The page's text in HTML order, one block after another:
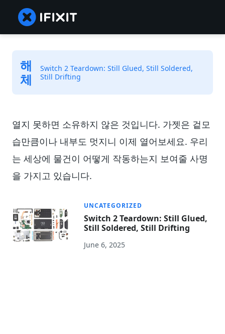
해
체
Switch 2 Teardown: Still Glued, Still Soldered,
Still Drifting
열지 못하면 소유하지 않은 것입니다. 가젯은 겉모
습만큼이나 내부도 멋지니 이제 열어보세요. 우리
는 세상에 물건이 어떻게 작동하는지 보여줄 사명
을 가지고 있습니다.
UNCATEGORIZED
Switch 2 Teardown: Still Glued,
Still Soldered, Still Drifting
June 6, 2025